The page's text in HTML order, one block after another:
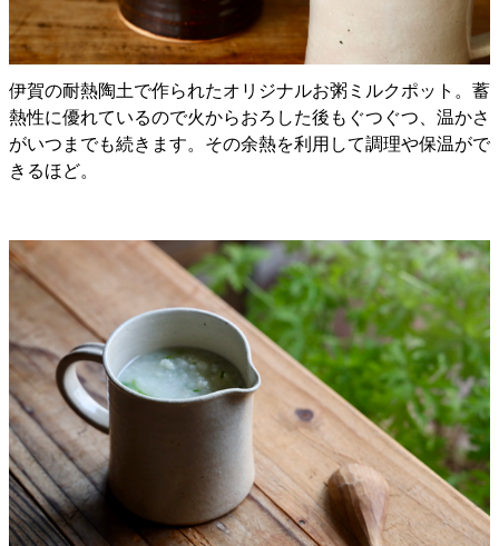
伊賀の耐熱陶土で作られたオリジナルお粥ミルクポット。蓄
熱性に優れているので火からおろした後もぐつぐつ、温かさ
がいつまでも続きます。その余熱を利用して調理や保温がで
きるほど。